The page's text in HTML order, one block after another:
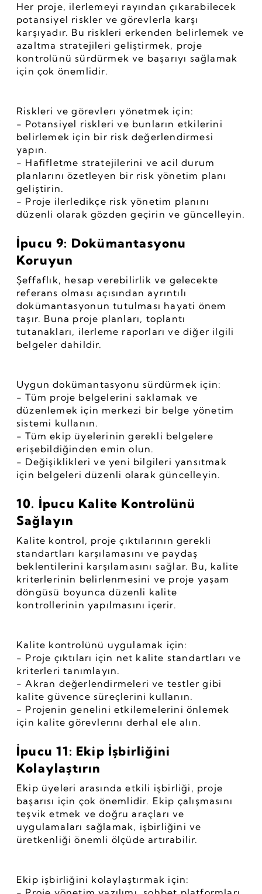
Her proje, ilerlemeyi rayından çıkarabilecek
potansiyel riskler ve görevlerla karşı
karşıyadır. Bu riskleri erkenden belirlemek ve
azaltma stratejileri geliştirmek, proje
kontrolünü sürdürmek ve başarıyı sağlamak
için çok önemlidir.
Riskleri ve görevlerı yönetmek için:
- Potansiyel riskleri ve bunların etkilerini
belirlemek için bir risk değerlendirmesi
yapın.
- Hafifletme stratejilerini ve acil durum
planlarını özetleyen bir risk yönetim planı
geliştirin.
- Proje ilerledikçe risk yönetim planını
düzenli olarak gözden geçirin ve güncelleyin.
İpucu 9: Dokümantasyonu
Koruyun
Şeffaflık, hesap verebilirlik ve gelecekte
referans olması açısından ayrıntılı
dokümantasyonun tutulması hayati önem
taşır. Buna proje planları, toplantı
tutanakları, ilerleme raporları ve diğer ilgili
belgeler dahildir.
Uygun dokümantasyonu sürdürmek için:
- Tüm proje belgelerini saklamak ve
düzenlemek için merkezi bir belge yönetim
sistemi kullanın.
- Tüm ekip üyelerinin gerekli belgelere
erişebildiğinden emin olun.
- Değişiklikleri ve yeni bilgileri yansıtmak
için belgeleri düzenli olarak güncelleyin.
10. İpucu Kalite Kontrolünü
Sağlayın
Kalite kontrol, proje çıktılarının gerekli
standartları karşılamasını ve paydaş
beklentilerini karşılamasını sağlar. Bu, kalite
kriterlerinin belirlenmesini ve proje yaşam
döngüsü boyunca düzenli kalite
kontrollerinin yapılmasını içerir.
Kalite kontrolünü uygulamak için:
- Proje çıktıları için net kalite standartları ve
kriterleri tanımlayın.
- Akran değerlendirmeleri ve testler gibi
kalite güvence süreçlerini kullanın.
- Projenin genelini etkilemelerini önlemek
için kalite görevlerını derhal ele alın.
İpucu 11: Ekip İşbirliğini
Kolaylaştırın
Ekip üyeleri arasında etkili işbirliği, proje
başarısı için çok önemlidir. Ekip çalışmasını
teşvik etmek ve doğru araçları ve
uygulamaları sağlamak, işbirliğini ve
üretkenliği önemli ölçüde artırabilir.
Ekip işbirliğini kolaylaştırmak için: